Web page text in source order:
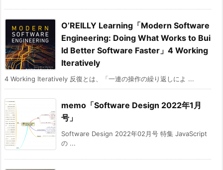
O’REILLY Learning「Modern Software
Engineering: Doing What Works to Bui
ld Better Software Faster」4 Working
Iteratively
4 Working Iteratively 反復とは、「一連の操作の繰り返しによ ...
memo「Software Design 2022年1月
号」
Software Design 2022年02月号 特集 JavaScript
の ...